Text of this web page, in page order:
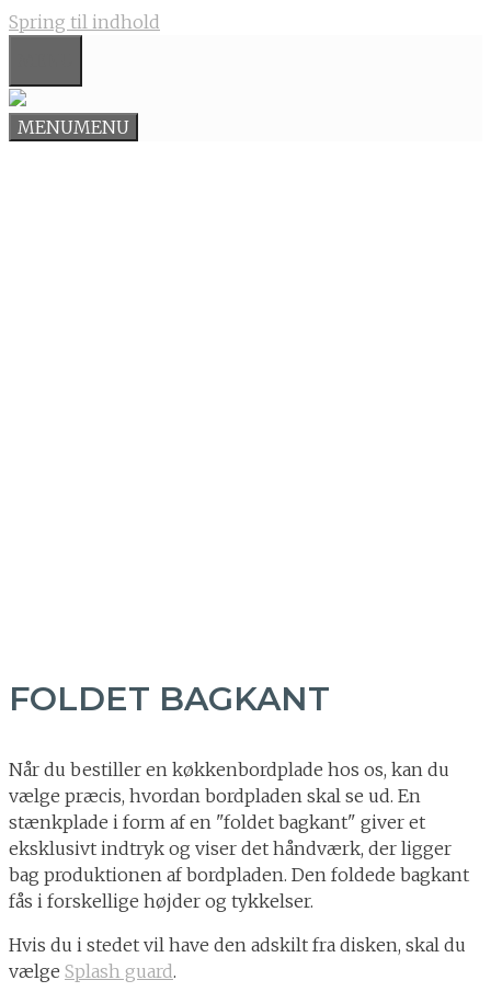
Spring til indhold
MENUMENU
FOLDET BAGKANT
Når du bestiller en køkkenbordplade hos os, kan du
vælge præcis, hvordan bordpladen skal se ud. En
stænkplade i form af en "foldet bagkant" giver et
eksklusivt indtryk og viser det håndværk, der ligger
bag produktionen af bordpladen. Den foldede bagkant
fås i forskellige højder og tykkelser.
Hvis du i stedet vil have den adskilt fra disken, skal du
vælge Splash guard.